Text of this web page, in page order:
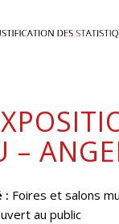
–
: Foires et salons
au public